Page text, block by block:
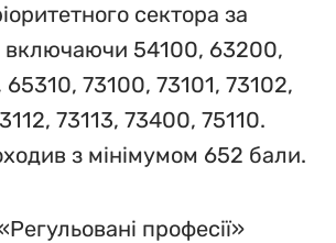
сектора за
включаючи 54100, 63200,
73100, 73101, 73102,
73113, 73400, 75110.
з мінімумом 652 бали.
професії»